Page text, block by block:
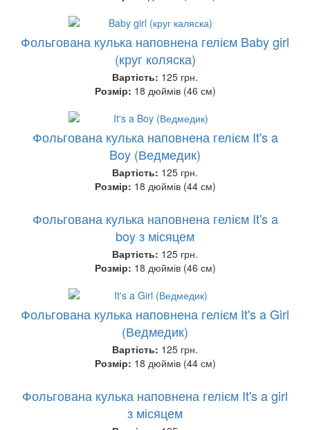
Фольгована кулька наповнена гелієм Baby girl
(круг коляска)
Вартість: 125 грн.
Розмір: 18 дюймів (46 см)
Фольгована кулька наповнена гелієм It's a
Boy (Ведмедик)
Вартість: 125 грн.
Розмір: 18 дюймів (44 см)
Фольгована кулька наповнена гелієм It's a
boy з місяцем
Вартість: 125 грн.
Розмір: 18 дюймів (46 см)
Фольгована кулька наповнена гелієм It's a Girl
(Ведмедик)
Вартість: 125 грн.
Розмір: 18 дюймів (44 см)
Фольгована кулька наповнена гелієм It's a girl
з місяцем